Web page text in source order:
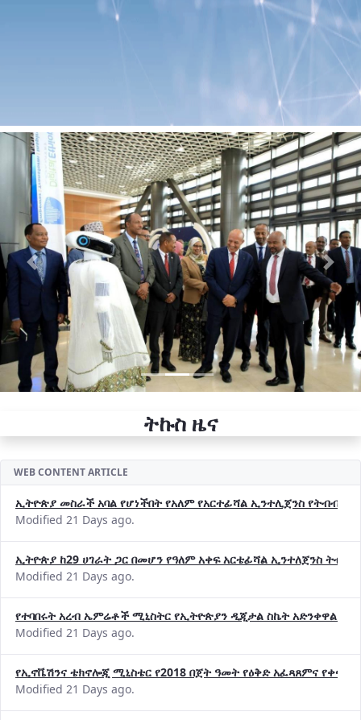
Previous Next
ትኩስ ዜና
WEB CONTENT ARTICLE
ኢትዮጵያ መስራች አባል የሆነችበት የአለም የአርተፊሻል ኢንተሊጀንስ የትብብር
Modified 21 Days ago.
ኢትዮጵያ ከ29 ሀገራት ጋር በመሆን የዓለም አቀፍ አርቴፊሻል ኢንተለጀንስ
Modified 21 Days ago.
የተባበሩት አረብ ኤምሬቶች ሚኒስትር የኢትዮጵያን ዲጂታል ስኬት አድንቀዋል
Modified 21 Days ago.
የኢኖቬሽንና ቴክኖሎጂ ሚኒስቴር የ2018 በጀት ዓመት የዕቅድ አፈጻጸምና
Modified 21 Days ago.